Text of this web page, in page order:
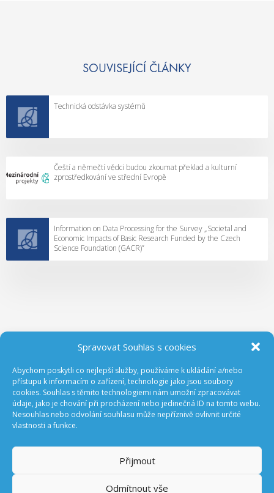
Spravovat Souhlas s cookies
Abychom poskytli co nejlepší služby, používáme k ukládání a/nebo
přístupu k informacím o zařízení, technologie jako jsou soubory
cookies. Souhlas s těmito technologiemi nám umožní zpracovávat
údaje, jako je chování při procházení nebo jedinečná ID na tomto webu.
Nesouhlas nebo odvolání souhlasu může nepříznivě ovlivnit určité
vlastnosti a funkce.
Přijmout
Odmítnout vše
SOUVISEJÍCÍ ČLÁNKY
Technická odstávka systémů
Čeští a němečtí vědci budou zkoumat překlad a kulturní
zprostředkování ve střední Evropě
Information on Data Processing for the Survey „Societal and
Economic Impacts of Basic Research Funded by the Czech
Science Foundation (GACR)”
ODEBÍREJTE NOVINKY Z GA ČR